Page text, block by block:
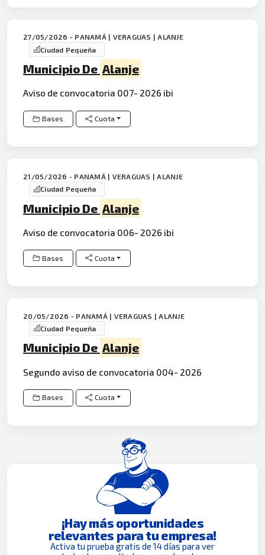
27/05/2026 - PANAMÁ | VERAGUAS | ALANJE
Ciudad Pequeña
Municipio De Alanje
Aviso de convocatoria 007- 2026 ibi
Bases Cuota
21/05/2026 - PANAMÁ | VERAGUAS | ALANJE
Ciudad Pequeña
Municipio De Alanje
Aviso de convocatoria 006- 2026 ibi
Bases Cuota
20/05/2026 - PANAMÁ | VERAGUAS | ALANJE
Ciudad Pequeña
Municipio De Alanje
Segundo aviso de convocatoria 004- 2026
Bases Cuota
¡Hay más oportunidades
relevantes para tu empresa!
Activa tu prueba gratis de 14 días para ver